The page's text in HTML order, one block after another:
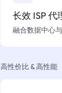
长效 ISP 代
融合数据中心
高性价比 & 高性能